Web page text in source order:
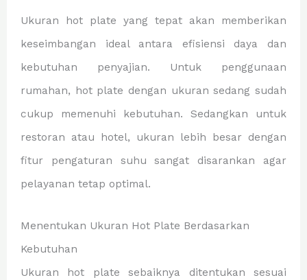
Ukuran hot plate yang tepat akan memberikan
keseimbangan ideal antara efisiensi daya dan
kebutuhan penyajian. Untuk penggunaan
rumahan, hot plate dengan ukuran sedang sudah
cukup memenuhi kebutuhan. Sedangkan untuk
restoran atau hotel, ukuran lebih besar dengan
fitur pengaturan suhu sangat disarankan agar
pelayanan tetap optimal.
Menentukan Ukuran Hot Plate Berdasarkan
Kebutuhan
Ukuran hot plate sebaiknya ditentukan sesuai